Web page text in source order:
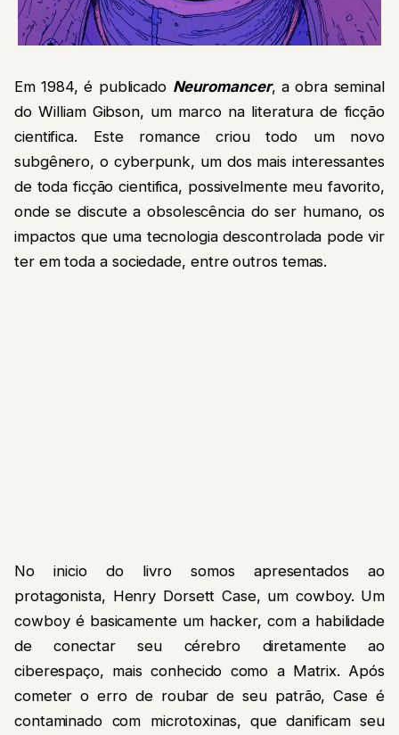
Em 1984, é publicado Neuromancer, a obra seminal
do William Gibson, um marco na literatura de ficção
cientifica. Este romance criou todo um novo
subgênero, o cyberpunk, um dos mais interessantes
de toda ficção cientifica, possivelmente meu favorito,
onde se discute a obsolescência do ser humano, os
impactos que uma tecnologia descontrolada pode vir
ter em toda a sociedade, entre outros temas.
No inicio do livro somos apresentados ao
protagonista, Henry Dorsett Case, um cowboy. Um
cowboy é basicamente um hacker, com a habilidade
de conectar seu cérebro diretamente ao
ciberespaço, mais conhecido como a Matrix. Após
cometer o erro de roubar de seu patrão, Case é
contaminado com microtoxinas, que danificam seu